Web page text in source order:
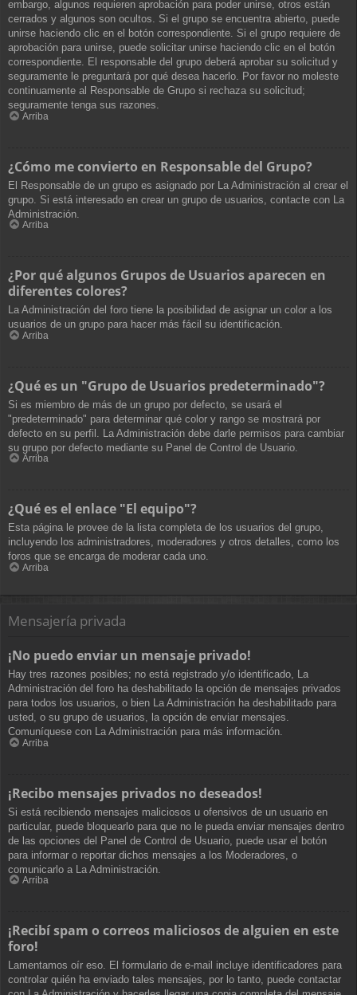
embargo, algunos requieren aprobación para poder unirse, otros están
cerrados y algunos son ocultos. Si el grupo se encuentra abierto, puede
unirse haciendo clic en el botón correspondiente. Si el grupo requiere de
aprobación para unirse, puede solicitar unirse haciendo clic en el botón
correspondiente. El responsable del grupo deberá aprobar su solicitud y
seguramente le preguntará por qué desea hacerlo. Por favor no moleste
continuamente al Responsable de Grupo si rechaza su solicitud;
seguramente tenga sus razones.
Arriba
¿Cómo me convierto en Responsable del Grupo?
El Responsable de un grupo es asignado por La Administración al crear el
grupo. Si está interesado en crear un grupo de usuarios, contacte con La
Administración.
Arriba
¿Por qué algunos Grupos de Usuarios aparecen en
diferentes colores?
La Administración del foro tiene la posibilidad de asignar un color a los
usuarios de un grupo para hacer más fácil su identificación.
Arriba
¿Qué es un "Grupo de Usuarios predeterminado"?
Si es miembro de más de un grupo por defecto, se usará el
"predeterminado" para determinar qué color y rango se mostrará por
defecto en su perfil. La Administración debe darle permisos para cambiar
su grupo por defecto mediante su Panel de Control de Usuario.
Arriba
¿Qué es el enlace "El equipo"?
Esta página le provee de la lista completa de los usuarios del grupo,
incluyendo los administradores, moderadores y otros detalles, como los
foros que se encarga de moderar cada uno.
Arriba
Mensajería privada
¡No puedo enviar un mensaje privado!
Hay tres razones posibles; no está registrado y/o identificado, La
Administración del foro ha deshabilitado la opción de mensajes privados
para todos los usuarios, o bien La Administración ha deshabilitado para
usted, o su grupo de usuarios, la opción de enviar mensajes.
Comuníquese con La Administración para más información.
Arriba
¡Recibo mensajes privados no deseados!
Si está recibiendo mensajes maliciosos u ofensivos de un usuario en
particular, puede bloquearlo para que no le pueda enviar mensajes dentro
de las opciones del Panel de Control de Usuario, puede usar el botón
para informar o reportar dichos mensajes a los Moderadores, o
comunicarlo a La Administración.
Arriba
¡Recibí spam o correos maliciosos de alguien en este
foro!
Lamentamos oír eso. El formulario de e-mail incluye identificadores para
controlar quién ha enviado tales mensajes, por lo tanto, puede contactar